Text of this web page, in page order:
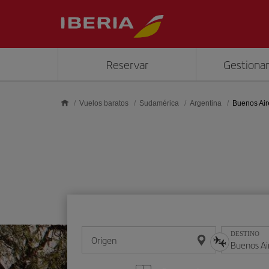
Reservar
Vuelos baratos Sudamérica Argentina Buenos
Origen DESTINO